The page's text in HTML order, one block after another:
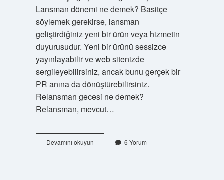
Lansman dönemi ne demek? Basitçe
söylemek gerekirse, lansman
geliştirdiğiniz yeni bir ürün veya hizmetin
duyurusudur. Yeni bir ürünü sessizce
yayınlayabilir ve web sitenizde
sergileyebilirsiniz, ancak bunu gerçek bir
PR anına da dönüştürebilirsiniz.
Relansman gecesi ne demek?
Relansman, mevcut…
Devamını okuyunLansman
Gecesi
6 Yorum